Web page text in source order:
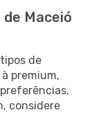
Maceió
de
premium,
considere